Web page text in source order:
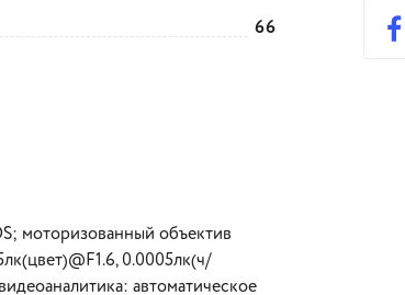
66
моторизованный объектив
0.0005лк(ч/
автоматическое